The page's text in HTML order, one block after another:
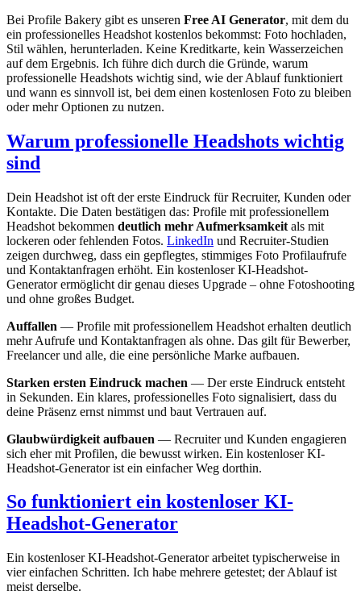
Bei Profile Bakery gibt es unseren Free AI Generator, mit dem du
ein professionelles Headshot kostenlos bekommst: Foto hochladen,
Stil wählen, herunterladen. Keine Kreditkarte, kein Wasserzeichen
auf dem Ergebnis. Ich führe dich durch die Gründe, warum
professionelle Headshots wichtig sind, wie der Ablauf funktioniert
und wann es sinnvoll ist, bei dem einen kostenlosen Foto zu bleiben
oder mehr Optionen zu nutzen.
Warum professionelle Headshots wichtig
sind
Dein Headshot ist oft der erste Eindruck für Recruiter, Kunden oder
Kontakte. Die Daten bestätigen das: Profile mit professionellem
Headshot bekommen deutlich mehr Aufmerksamkeit als mit
lockeren oder fehlenden Fotos. LinkedIn und Recruiter-Studien
zeigen durchweg, dass ein gepflegtes, stimmiges Foto Profilaufrufe
und Kontaktanfragen erhöht. Ein kostenloser KI-Headshot-
Generator ermöglicht dir genau dieses Upgrade – ohne Fotoshooting
und ohne großes Budget.
Auffallen — Profile mit professionellem Headshot erhalten deutlich
mehr Aufrufe und Kontaktanfragen als ohne. Das gilt für Bewerber,
Freelancer und alle, die eine persönliche Marke aufbauen.
Starken ersten Eindruck machen — Der erste Eindruck entsteht
in Sekunden. Ein klares, professionelles Foto signalisiert, dass du
deine Präsenz ernst nimmst und baut Vertrauen auf.
Glaubwürdigkeit aufbauen — Recruiter und Kunden engagieren
sich eher mit Profilen, die bewusst wirken. Ein kostenloser KI-
Headshot-Generator ist ein einfacher Weg dorthin.
So funktioniert ein kostenloser KI-
Headshot-Generator
Ein kostenloser KI-Headshot-Generator arbeitet typischerweise in
vier einfachen Schritten. Ich habe mehrere getestet; der Ablauf ist
meist derselbe.